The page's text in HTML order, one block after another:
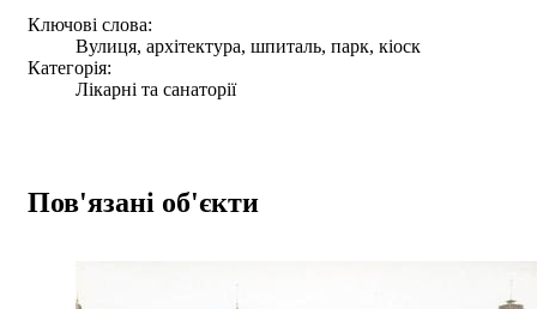
Ключові слова:
Вулиця, архітектура, шпиталь, парк, кіоск
Категорія:
Лікарні та санаторії
Пов'язані об'єкти